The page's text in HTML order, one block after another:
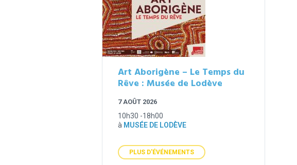
Art Aborigène – Le Temps du
Rêve : Musée de Lodève
7 AOÛT 2026
10h30 -18h00
à MUSÉE DE LODÈVE
PLUS D'ÉVÉNEMENTS